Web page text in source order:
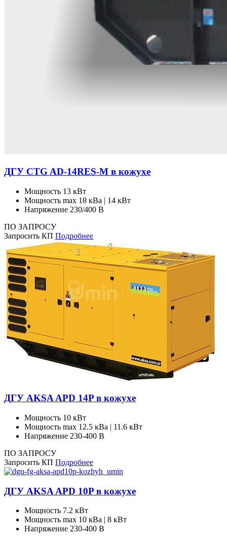
ДГУ CTG AD-14RES-M в кожухе
Мощность 13 кВт
Мощность max 18 кВа | 14 кВт
Напряжение 230/400 В
ПО ЗАПРОСУ
Запросить КП Подробнее
ДГУ AKSA APD 14P в кожухе
Мощность 10 кВт
Мощность max 12.5 кВа | 11.6 кВт
Напряжение 230-400 В
ПО ЗАПРОСУ
Запросить КП Подробнее
ДГУ AKSA APD 10P в кожухе
Мощность 7.2 кВт
Мощность max 10 кВа | 8 кВт
Напряжение 230-400 В